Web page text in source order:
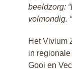
beeldzorg:
volmondig.
Het Vivium
in
Gooi en